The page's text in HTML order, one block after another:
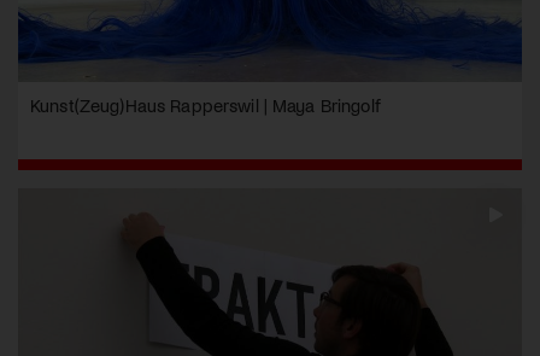
Kunst(Zeug)Haus Rapperswil | Maya Bringolf